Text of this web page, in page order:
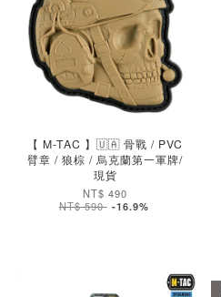
加入購物車
【 M-TAC 】🇺🇦 骨戰 / PVC
臂章 / 狼棕 / 烏克蘭第一軍牌/
現貨
NT$ 490
NT$ 590 -16.9%